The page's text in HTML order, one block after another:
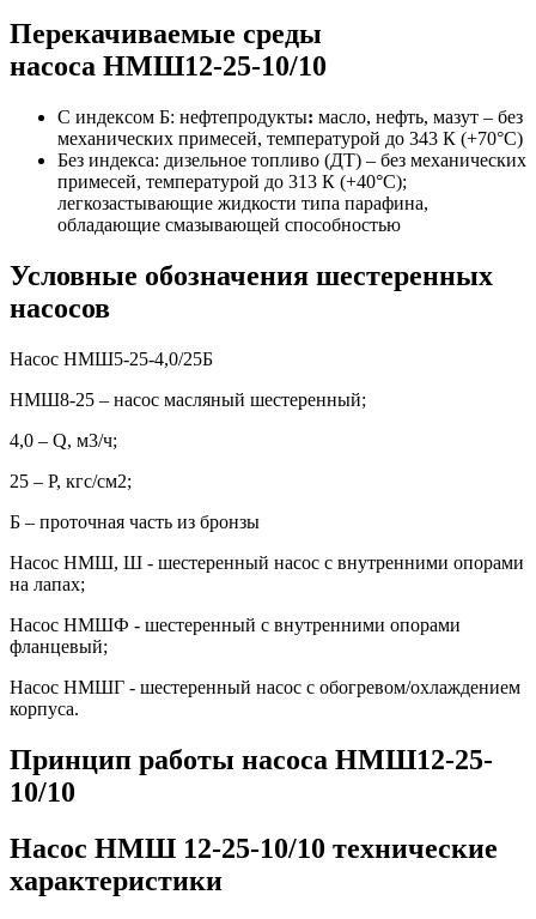
Перекачиваемые среды
насоса НМШ12-25-10/10
С индексом Б: нефтепродукты: масло, нефть, мазут – без
механических примесей, температурой до 343 К (+70°С)
Без индекса: дизельное топливо (ДТ) – без механических
примесей, температурой до 313 К (+40°С);
легкозастывающие жидкости типа парафина,
обладающие смазывающей способностью
Условные обозначения шестеренных
насосов
Насос НМШ5-25-4,0/25Б
НМШ8-25 – насос масляный шестеренный;
4,0 – Q, м3/ч;
25 – P, кгс/см2;
Б – проточная часть из бронзы
Насос НМШ, Ш - шестеренный насос с внутренними опорами
на лапах;
Насос НМШФ - шестеренный с внутренними опорами
фланцевый;
Насос НМШГ - шестеренный насос с обогревом/охлаждением
корпуса.
Принцип работы насоса НМШ12-25-
10/10
Насос НМШ 12-25-10/10 технические
характеристики